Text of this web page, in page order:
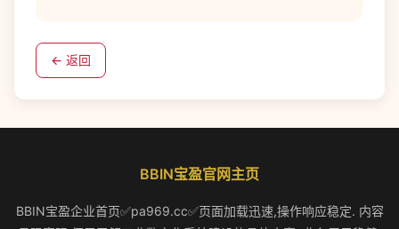
← 返回
BBIN宝盈官网主页
BBIN宝盈企业首页✅pa969.cc✅页面加载迅速,操作响应稳定. 内容